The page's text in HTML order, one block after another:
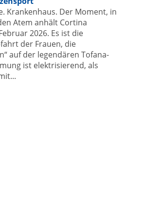
Krankenhaus. Der Moment, in
Atem anhält Cortina
2026. Es ist die
der Frauen, die
auf der legendären Tofana-
ist elektrisierend, als